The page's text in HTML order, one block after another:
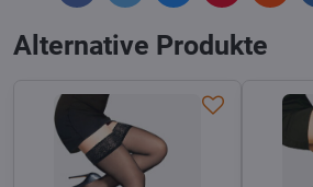
Alternative Produkte